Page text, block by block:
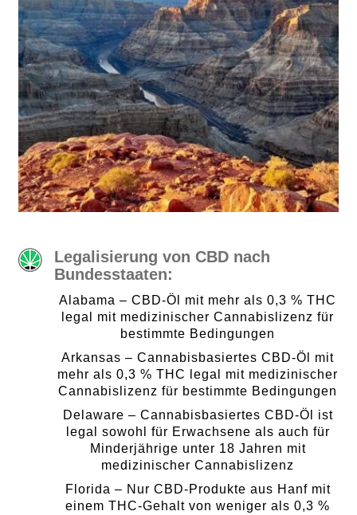
Legalisierung von CBD nach
Bundesstaaten:
Alabama – CBD-Öl mit mehr als 0,3 % THC
legal mit medizinischer Cannabislizenz für
bestimmte Bedingungen
Arkansas – Cannabisbasiertes CBD-Öl mit
mehr als 0,3 % THC legal mit medizinischer
Cannabislizenz für bestimmte Bedingungen
Delaware – Cannabisbasiertes CBD-Öl ist
legal sowohl für Erwachsene als auch für
Minderjährige unter 18 Jahren mit
medizinischer Cannabislizenz
Florida – Nur CBD-Produkte aus Hanf mit
einem THC-Gehalt von weniger als 0,3 %